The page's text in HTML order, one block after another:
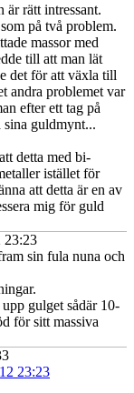
rätt intressant.
på två problem.
massor med
till att man lät
det för att växla till
andra problemet var
efter ett tag på
sina guldmynt...
detta med bi-
istället för
att detta är en av
mig för guld
23:23
sin fula nuna och
gulget sådär 10-
för sitt massiva
23:23